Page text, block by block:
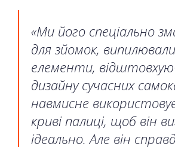
«Ми його спеціально
для зйомок,
елементи,
дизайну сучасних
навмисне
криві палиці, щоб він
ідеально. Але він